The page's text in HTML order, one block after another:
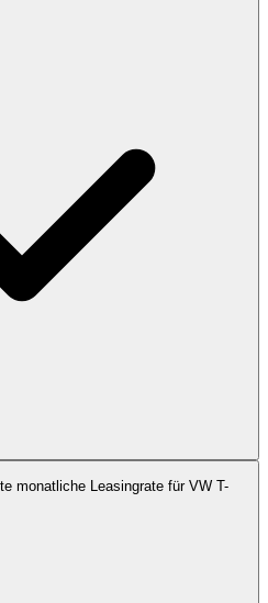
monatliche Leasingrate für VW T-